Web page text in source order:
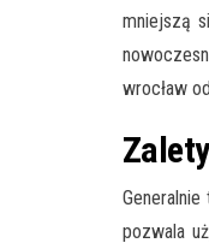
mniejszą
wrocław
pozwala